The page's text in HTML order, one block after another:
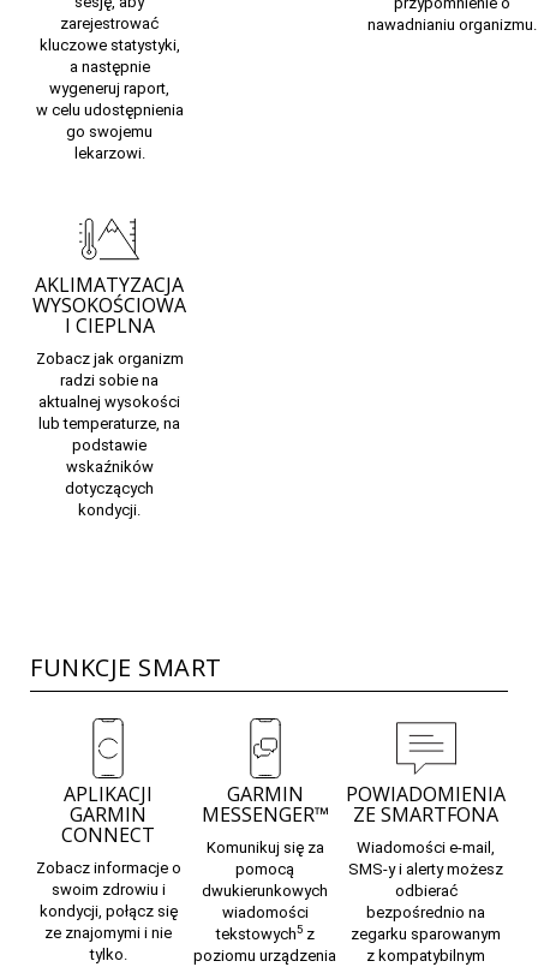
zarejestrować
kluczowe statystyki,
a następnie
wygeneruj raport,
w celu udostępnienia
go swojemu
lekarzowi.
nawadnianiu organizmu.
AKLIMATYZACJA
WYSOKOŚCIOWA
I CIEPLNA
Zobacz jak organizm
radzi sobie na
aktualnej wysokości
lub temperaturze, na
podstawie
wskaźników
dotyczących
kondycji.
FUNKCJE SMART
APLIKACJI
GARMIN
CONNECT
Zobacz informacje o
swoim zdrowiu i
kondycji, połącz się
ze znajomymi i nie
tylko.
GARMIN
MESSENGER™
Komunikuj się za
pomocą
dwukierunkowych
wiadomości
tekstowych5z
poziomu urządzenia
POWIADOMIENIA
ZE SMARTFONA
Wiadomości e-mail,
SMS-y i alerty możesz
odbierać
bezpośrednio na
zegarku sparowanym
z kompatybilnym